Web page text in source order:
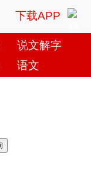
下载APP
说文解字
语文